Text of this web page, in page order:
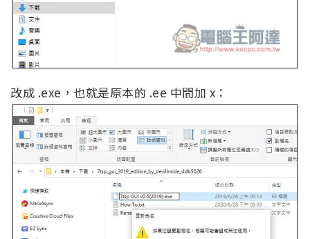
改成 .exe，也就是原本的 .ee 中間加 x：